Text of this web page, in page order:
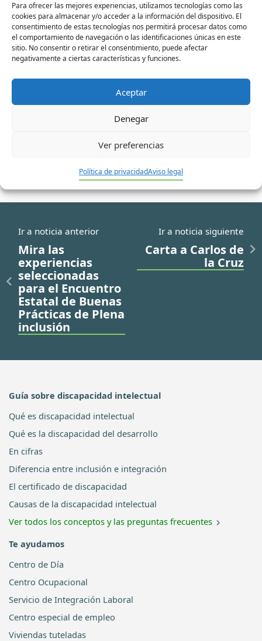
Para ofrecer las mejores experiencias, utilizamos tecnologías como las
cookies para almacenar y/o acceder a la información del dispositivo. El
consentimiento de estas tecnologías nos permitirá procesar datos como
el comportamiento de navegación o las identificaciones únicas en este
sitio. No consentir o retirar el consentimiento, puede afectar
negativamente a ciertas características y funciones.
Aceptar
Denegar
Ver preferencias
Política de privacidadAviso legal
Nombre*
Correo
electrónico*
Ir a noticia anterior
Mira las
experiencias
seleccionadas
para el Encuentro
Estatal de Buenas
Prácticas de Plena
inclusión
Ir a noticia siguiente
Carta a Carlos de
la Cruz
Guía sobre discapacidad intelectual
Qué es discapacidad intelectual
Qué es la discapacidad del desarrollo
En cifras
Diferencia entre inclusión e integración
El certificado de discapacidad
Causas de la discapacidad intelectual
Ver todos los conceptos y las preguntas frecuentes
Te ayudamos
Centro de Día
Centro Ocupacional
Servicio de Integración Laboral
Centro especial de empleo
Viviendas tuteladas